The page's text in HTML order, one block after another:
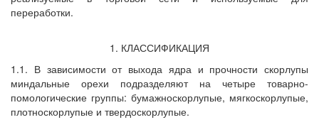
переработки.
1. КЛАССИФИКАЦИЯ
1.1. В зависимости от выхода ядра и прочности скорлупы
миндальные орехи подразделяют на четыре товарно-
помологические группы: бумажноскорлупые, мягкоскорлупые,
плотноскорлупые и твердоскорлупые.